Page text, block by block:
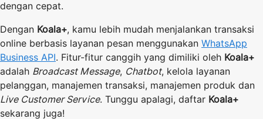
dengan cepat.
Dengan Koala+, kamu lebih mudah menjalankan transaksi
online berbasis layanan pesan menggunakan WhatsApp
Business API. Fitur-fitur canggih yang dimiliki oleh Koala+
adalah Broadcast Message, Chatbot, kelola layanan
pelanggan, manajemen transaksi, manajemen produk dan
Live Customer Service. Tunggu apalagi, daftar Koala+
sekarang juga!